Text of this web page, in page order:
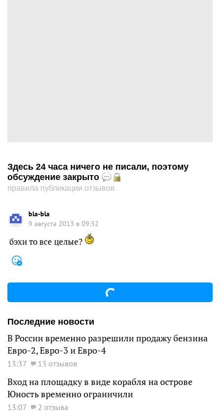
Здесь 24 часа ничего не писали, поэтому
обсуждение закрыто
правила публикации отзывов
bla-bla
9 августа 2013 в 09:32
бэхи то все целые?
Последние новости
В России временно разрешили продажу бензина
Евро-2, Евро-3 и Евро-4
13:37 13 отзывов
Вход на площадку в виде корабля на острове
Юность временно ограничили
13:07 2 отзыва